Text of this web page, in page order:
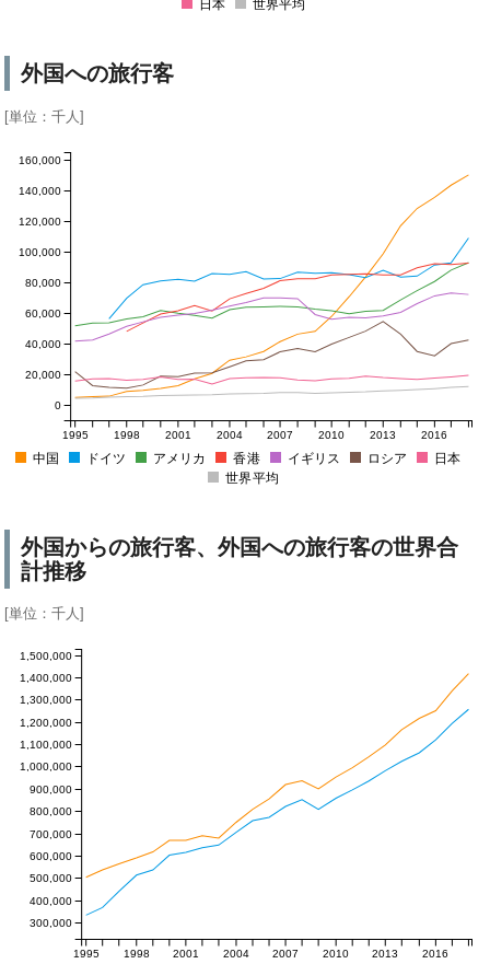
日本
世界平均
外国への旅行客
[単位：千人]
1995 1998 2001 2004 2007 2010 2013 2016
0
20,000
40,000
60,000
80,000
100,000
120,000
140,000
160,000
中国 ドイツ アメリカ 香港 イギリス ロシア
日本
世界平均
外国からの旅行客、外国への旅行客の世界合
計推移
[単位：千人]
1995 1998 2001 2004 2007 2010 2013 2016
300,000
400,000
500,000
600,000
700,000
800,000
900,000
1,000,000
1,100,000
1,200,000
1,300,000
1,400,000
1,500,000